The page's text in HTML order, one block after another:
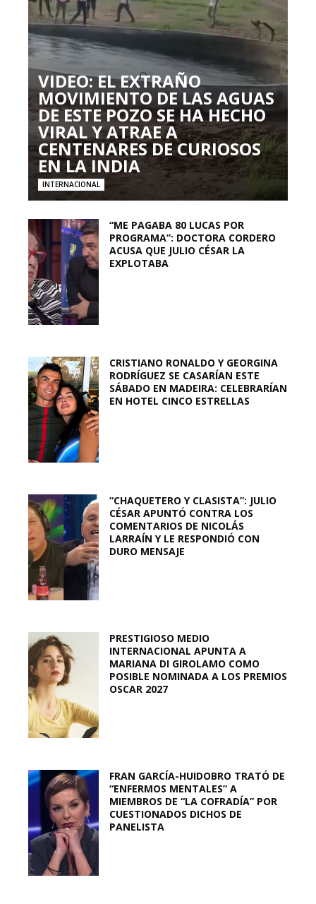
VIDEO: EL EXTRAÑO
MOVIMIENTO DE LAS AGUAS
DE ESTE POZO SE HA HECHO
VIRAL Y ATRAE A
CENTENARES DE CURIOSOS
EN LA INDIA
INTERNACIONAL
“ME PAGABA 80 LUCAS POR
PROGRAMA”: DOCTORA CORDERO
ACUSA QUE JULIO CÉSAR LA
EXPLOTABA
CRISTIANO RONALDO Y GEORGINA
RODRÍGUEZ SE CASARÍAN ESTE
SÁBADO EN MADEIRA: CELEBRARÍAN
EN HOTEL CINCO ESTRELLAS
“CHAQUETERO Y CLASISTA”: JULIO
CÉSAR APUNTÓ CONTRA LOS
COMENTARIOS DE NICOLÁS
LARRAÍN Y LE RESPONDIÓ CON
DURO MENSAJE
PRESTIGIOSO MEDIO
INTERNACIONAL APUNTA A
MARIANA DI GIROLAMO COMO
POSIBLE NOMINADA A LOS PREMIOS
OSCAR 2027
FRAN GARCÍA-HUIDOBRO TRATÓ DE
“ENFERMOS MENTALES” A
MIEMBROS DE “LA COFRADÍA” POR
CUESTIONADOS DICHOS DE
PANELISTA